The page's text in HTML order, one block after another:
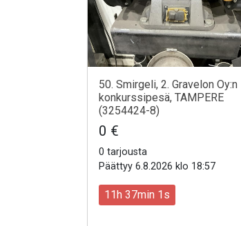
50. Smirgeli, 2. Gravelon Oy:n
konkurssipesä, TAMPERE
(3254424-8)
0 €
0 tarjousta
Päättyy 6.8.2026 klo 18:57
11h 36min 59s